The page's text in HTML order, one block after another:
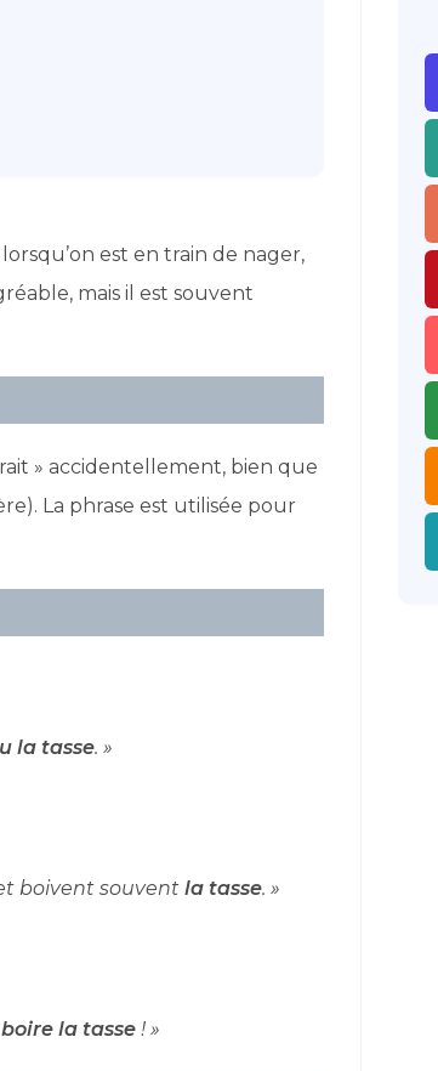
lorsqu’on est en train de nager,
mais il est souvent
» accidentellement, bien que
La phrase est utilisée pour
la tasse. »
boivent souvent la tasse. »
boire la tasse ! »